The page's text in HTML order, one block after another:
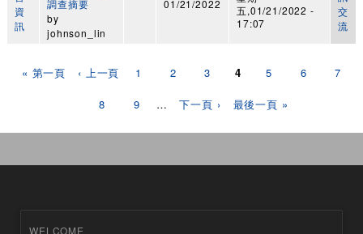
資
訊
調查摘要
by
johnson_lin
01/21/2022
五,01/21/2022 -
17:07
交
流
頁面« 第一頁 ‹ 上一頁 1 2 3 4 5 6 7
8 9 … 下一頁 › 最後一頁 »
WELCOME